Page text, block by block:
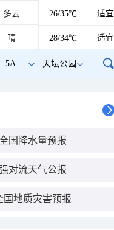
多云 26/35℃ 适宜
晴 28/34℃ 适宜
5A 天坛公园
国降水量预报
对流天气公报
国地质灾害预报